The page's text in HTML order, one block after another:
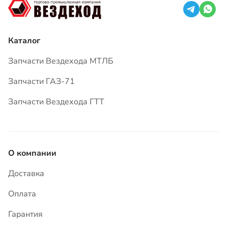
Запчасти Вездехода ГТТ
Вопросы и ответы
Статьи
Контакты